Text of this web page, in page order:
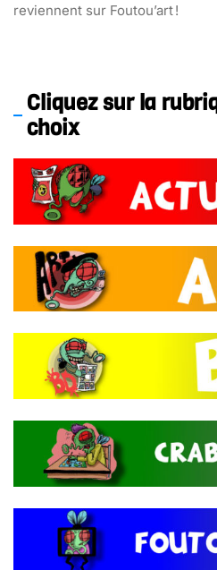
reviennent sur Foutou’art !
Cliquez sur la
choix